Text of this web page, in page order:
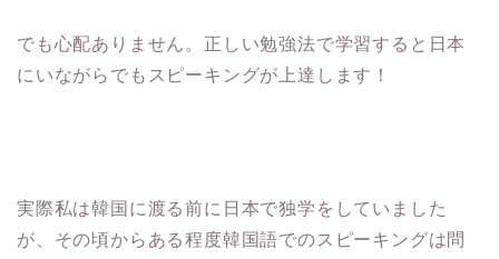
でも心配ありません。正しい勉強法で学習すると日本
にいながらでもスピーキングが上達します！
実際私は韓国に渡る前に日本で独学をしていました
が、その頃からある程度韓国語でのスピーキングは問